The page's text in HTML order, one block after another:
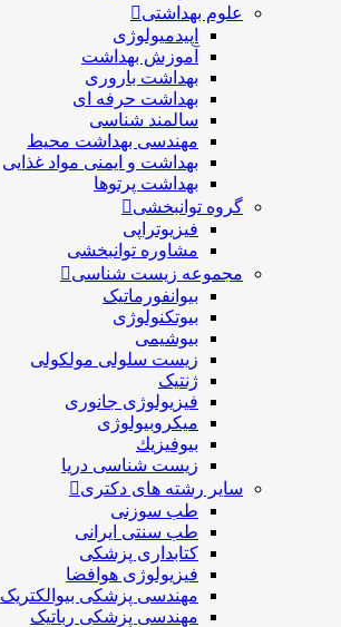
علوم بهداشتی
اپیدمیولوژی
آموزش بهداشت
بهداشت باروری
بهداشت حرفه ای
سالمند شناسی
مهندسی بهداشت محيط
بهداشت و ایمنی مواد غذایی
بهداشت پرتوها
گروه توانبخشی
فیزیوتراپی
مشاوره توانبخشی
مجموعه زیست شناسی
بیوانفورماتیک
بیوتکنولوژی
بیوشیمی
زیست سلولی مولکولی
ژنتیک
فیزیولوژی جانوری
میکروبیولوژی
بيوفيزيك
زیست شناسی دریا
سایر رشته های دکتری
طب سوزنی
طب سنتی ایرانی
کتابداری پزشکی
فیزیولوژی هوافضا
مهندسی پزشکی بیوالکتریک
مهندسی پزشکی رباتیک